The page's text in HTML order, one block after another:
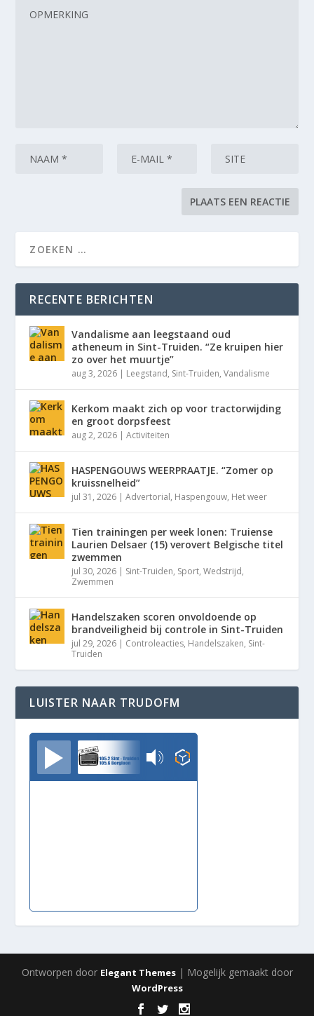
RECENTE BERICHTEN
Vandalisme aan leegstaand oud
atheneum in Sint-Truiden. “Ze kruipen hier
zo over het muurtje”
aug 3, 2026 | Leegstand, Sint-Truiden,Vandalisme
Kerkom maakt zich op voor tractorwijding
en groot dorpsfeest
aug 2, 2026 |Activiteiten
HASPENGOUWS WEERPRAATJE. “Zomer op
kruissnelheid”
jul 31, 2026 |Advertorial, Haspengouw, Het weer
Tien trainingen per week lonen: Truiense
Laurien Delsaer (15) verovert Belgische titel
zwemmen
jul 30, 2026 | Sint-Truiden, Sport,Wedstrijd,
Zwemmen
Handelszaken scoren onvoldoende op
brandveiligheid bij controle in Sint-Truiden
jul 29, 2026 | Controleacties, Handelszaken, Sint-
Truiden
LUISTER NAAR TRUDOFM
TrudoFM
Ontworpen door Elegant Themes| Mogelijk gemaakt door
WordPress